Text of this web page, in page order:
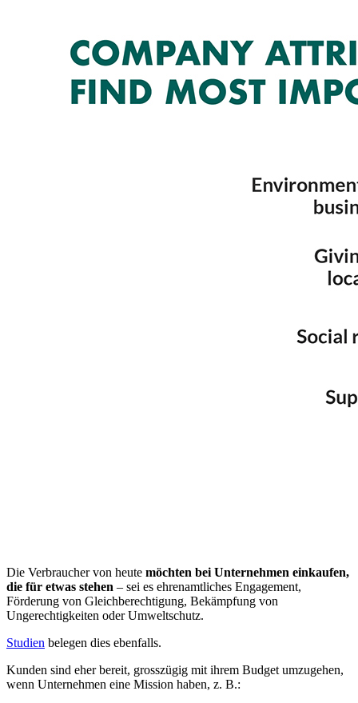
Die Verbraucher von heute möchten bei Unternehmen einkaufen,
die für etwas stehen – sei es ehrenamtliches Engagement,
Förderung von Gleichberechtigung, Bekämpfung von
Ungerechtigkeiten oder Umweltschutz.
Studien belegen dies ebenfalls.
Kunden sind eher bereit, grosszügig mit ihrem Budget umzugehen,
wenn Unternehmen eine Mission haben, z. B.: